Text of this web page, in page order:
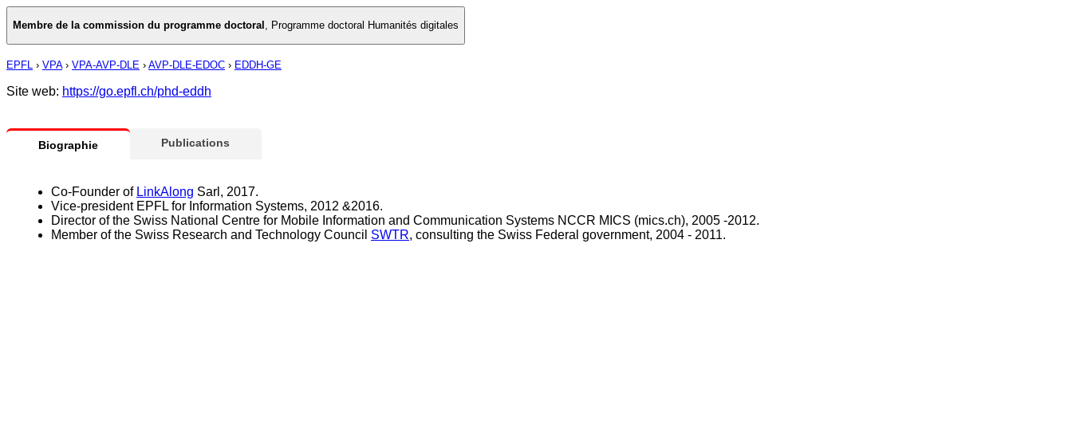
Membre de la commission du programme doctoral , Programme doctoral Humanités digitales
EPFL › VPA› VPA-AVP-DLE › AVP-DLE-EDOC › EDDH-GE
Site web: https://go.epfl.ch/phd-eddh
Biographie Publications
Co-Founder of LinkAlong Sarl, 2017.
Vice-president EPFL for Information Systems, 2012 &2016.
Director of the Swiss National Centre for Mobile Information and Communication Systems NCCR MICS (mics.ch), 2005 -2012.
Member of the Swiss Research and Technology Council SWTR, consulting the Swiss Federal government, 2004 - 2011.